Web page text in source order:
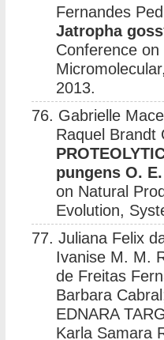
Fernandes
Jatropha
Conference
2013.
76. Gabrielle
Raquel Brandt
pungens O.
on Natural
Evolution,
77. Juliana Felix
Ivanise M. M.
de Freitas
Barbara
EDNARA
Karla Samara